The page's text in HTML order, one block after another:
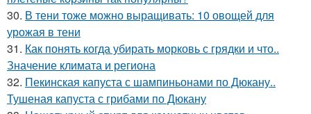
30. В тени тоже можно выращивать: 10 овощей для
урожая в тени
31. Как понять когда убирать морковь с грядки и что..
Значение климата и региона
32. Пекинская капуста с шампиньонами по Дюкану..
Тушеная капуста с грибами по Дюкану